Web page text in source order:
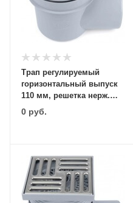
Трап регулируемый
горизонтальный выпуск
110 мм, решетка нерж.
150х150 мм, сухой затвор
0 руб.